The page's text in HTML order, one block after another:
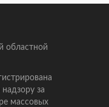
областной
за
массовых